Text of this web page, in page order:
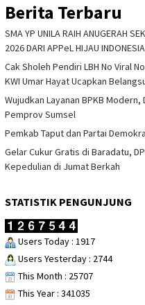
Berita Terbaru
SMA YP UNILA RAIH ANUGERAH
2026 DARI APPeL HIJAU INDONESIA
Cak Sholeh Pendiri LBH No Viral
KWI Umar Hayat Ucapkan
Wujudkan Layanan BPKB
Pemprov Sumsel
Pemkab Taput dan Partai
Gelar Cukur Gratis di Baradatu,
Kepedulian di Jumat Berkah
STATISTIK PENGUNJUNG
Users Today : 1917
Users Yesterday : 2744
This Month : 25707
This Year : 341035